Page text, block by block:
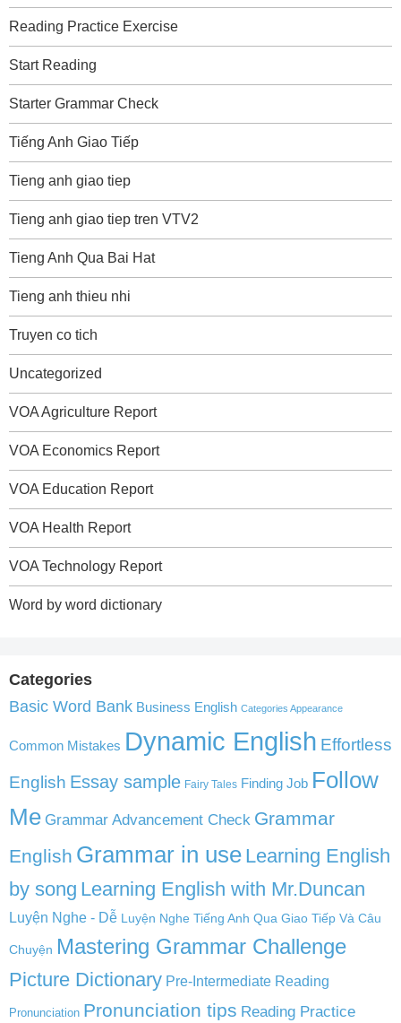
Reading Practice Exercise
Start Reading
Starter Grammar Check
Tiếng Anh Giao Tiếp
Tieng anh giao tiep
Tieng anh giao tiep tren VTV2
Tieng Anh Qua Bai Hat
Tieng anh thieu nhi
Truyen co tich
Uncategorized
VOA Agriculture Report
VOA Economics Report
VOA Education Report
VOA Health Report
VOA Technology Report
Word by word dictionary
Categories
Basic Word Bank Business English Categories Appearance
Common Mistakes Dynamic English Effortless
English Essay sample Fairy Tales Finding Job Follow
Me Grammar Advancement Check Grammar
English Grammar in use Learning English
by song Learning English with Mr.Duncan
Luyện Nghe - Dễ Luyện Nghe Tiếng Anh Qua Giao Tiếp Và Câu
Chuyện Mastering Grammar Challenge
Picture Dictionary Pre-Intermediate Reading
Pronunciation Pronunciation tips Reading Practice